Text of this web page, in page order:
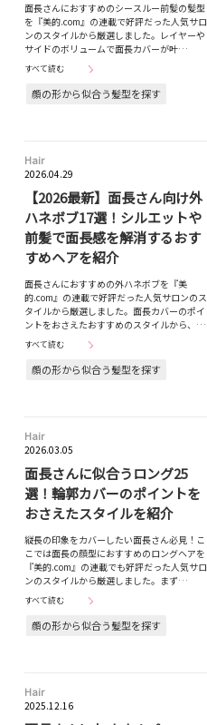
面長さんにおすすめのシースルー前髪の髪型
を『美的.com』の連載で好評だった人気サロ
ンのスタイルから厳選しました。レイヤーや
サイドのボリュームで面長カバーが叶…
すべて読む
顔の形から似合う髪型を探す
Hair
2026.04.29
【2026最新】面長さん向け外
ハネボブ17選！シルエットや
前髪で面長感を解消するおす
すめヘアを紹介
面長さんにおすすめの外ハネボブを『美
的.com』の連載で好評だった人気サロンのス
タイルから厳選しました。面長カバーのポイ
ントをおさえたおすすめのスタイルから、…
すべて読む
顔の形から似合う髪型を探す
Hair
2026.03.05
面長さんに似合うロング25
選！輪郭カバーのポイントを
おさえたスタイルを紹介
縦長の印象をカバーしたい面長さん必見！こ
こでは面長の顔型におすすめのロングヘアを
『美的.com』の連載でも好評だった人気サロ
ンのスタイルから厳選しました。まず…
すべて読む
顔の形から似合う髪型を探す
Hair
2025.12.16